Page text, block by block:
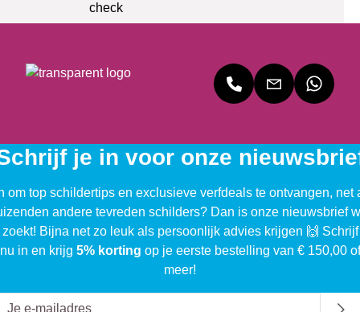
je in voor onze
om top schildertips en exclusieve verfdeals te ontvangen, net
andere tevreden schilders? Dan is onze nieuwsbrief
Bijna net zo leuk als persoonlijk advies krijgen 🙌
nu in en krijg 5% korting op je eerste bestelling van € 150,00 of
meer!